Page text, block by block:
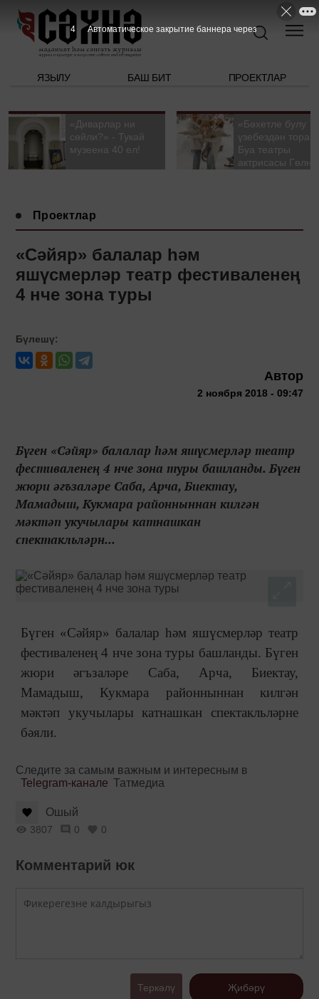
ЯЗЫЛУ БАШ БИТ ПРОЕКТЛАР
«Диварлар ни
сөйли?» - Тукай
музеена 40 ел!
«Бәхетле булу
үзебездән тора».
Буа театры
актрисасы
Проектлар
«Сәйяр» балалар һәм
яшүсмерләр театр фестиваленең
4 нче зона туры
Бүлешү:
Автор
2 ноября 2018 - 09:47
Бүген «Сәйяр» балалар һәм яшүсмерләр театр
фестиваленең 4 нче зона туры башланды. Бүген
жюри әгъзаләре Саба, Арча, Биектау,
Мамадыш, Кукмара районныннан килгән
мәктәп укучылары катнашкан
спектакльләрн...
Бүген «Сәйяр» балалар һәм яшүсмерләр театр
фестиваленең 4 нче зона туры башланды. Бүген
жюри әгъзаләре Саба, Арча, Биектау,
Мамадыш, Кукмара районныннан килгән
мәктәп укучылары катнашкан спектакльләрне
бәяли.
Следите за самым важным и интересным в
Telegram-канале Татмедиа
Ошый
3807 0 0
Комментарий юк
Теркәлү Җибәрү
3 Автоматическое закрытие баннера через